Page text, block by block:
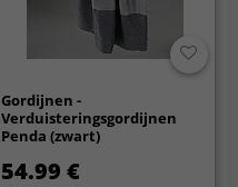
Gordijnen -
Verduisteringsgordijnen
Penda (zwart)
54.99 €